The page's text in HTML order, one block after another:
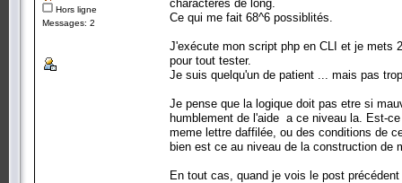
Hors ligne
Messages: 2
charactères de long.
Ce qui me fait 68^6 possiblités.
J'exécute mon script php en CLI et je mets
pour tout tester.
Je suis quelqu'un de patient ... mais pas
Je pense que la logique doit pas etre si
humblement de l'aide a ce niveau la. Est-
meme lettre daffilée, ou des conditions de
bien est ce au niveau de la construction de
En tout cas, quand je vois le post